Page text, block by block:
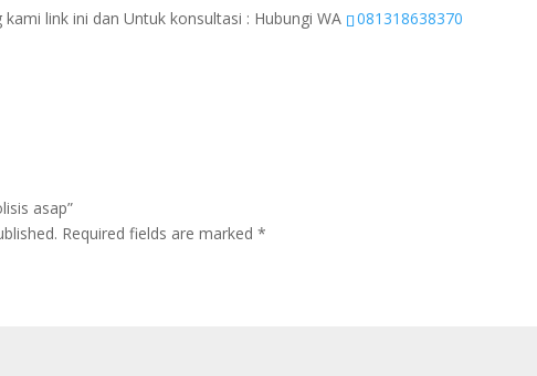
link ini dan Untuk konsultasi : Hubungi WA
081318638370
asap”
Required fields are marked*